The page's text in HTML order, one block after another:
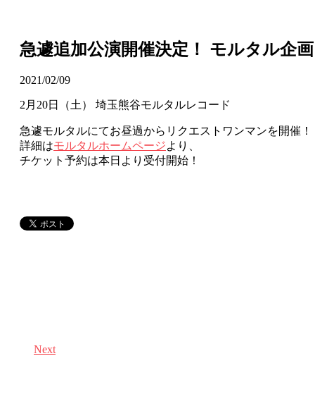
急遽追加公演開催決定！ モルタル企
2021/02/09
2月20日（土） 埼玉熊谷モルタルレコード
急遽モルタルにてお昼過からリクエストワンマンを開催！
詳細はモルタルホームページより、
チケット予約は本日より受付開始！
Next